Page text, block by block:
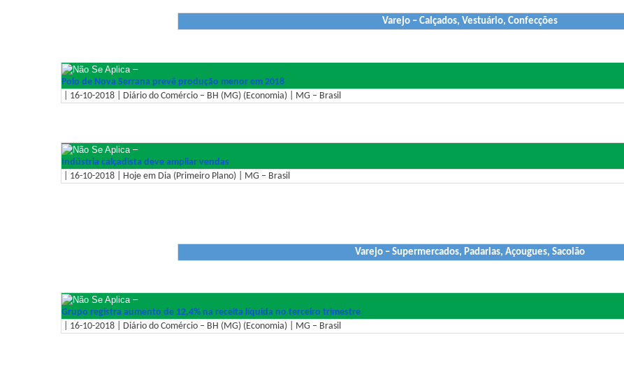
Varejo – Calçados, Vestuário, Confecções
–
Polo de Nova Serrana prevê produção menor em 2018
| 16-10-2018 | Diário do Comércio – BH (MG) (Economia) | MG – Brasil
–
Indústria calçadista deve ampliar vendas
| 16-10-2018 | Hoje em Dia (Primeiro Plano) | MG – Brasil
Varejo – Supermercados, Padarias, Açougues, Sacolão
–
Grupo registra aumento de 12,4% na receita líquida no terceiro trimestre
| 16-10-2018 | Diário do Comércio – BH (MG) (Economia) | MG – Brasil